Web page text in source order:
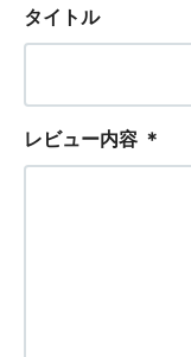
タイトル
レビュー内容 ＊